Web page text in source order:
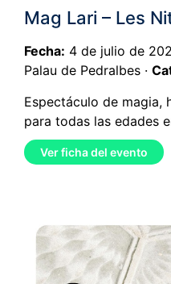
Mag Lari – Les
Fecha: 4 de julio de
Palau de Pedralbes ·
Espectáculo de magia,
para todas las edades
Ver ficha del evento